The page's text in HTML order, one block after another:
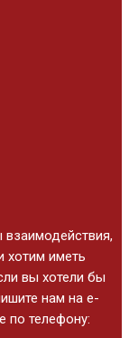
хотим иметь
вы хотели бы
нам на е-
по телефону: